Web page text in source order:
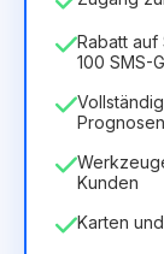
Rabatt
100 SMS-
Prognosen
Kunden
Karten